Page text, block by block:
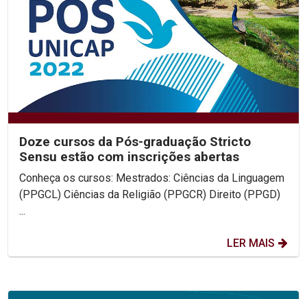
Doze cursos da Pós-graduação Stricto
Sensu estão com inscrições abertas
Conheça os cursos: Mestrados: Ciências da Linguagem
(PPGCL) Ciências da Religião (PPGCR) Direito (PPGD)
...
LER MAIS